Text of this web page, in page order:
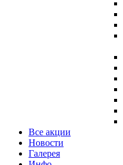
Все акции
Новости
Галерея